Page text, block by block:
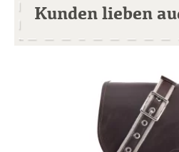
Kunden lieben